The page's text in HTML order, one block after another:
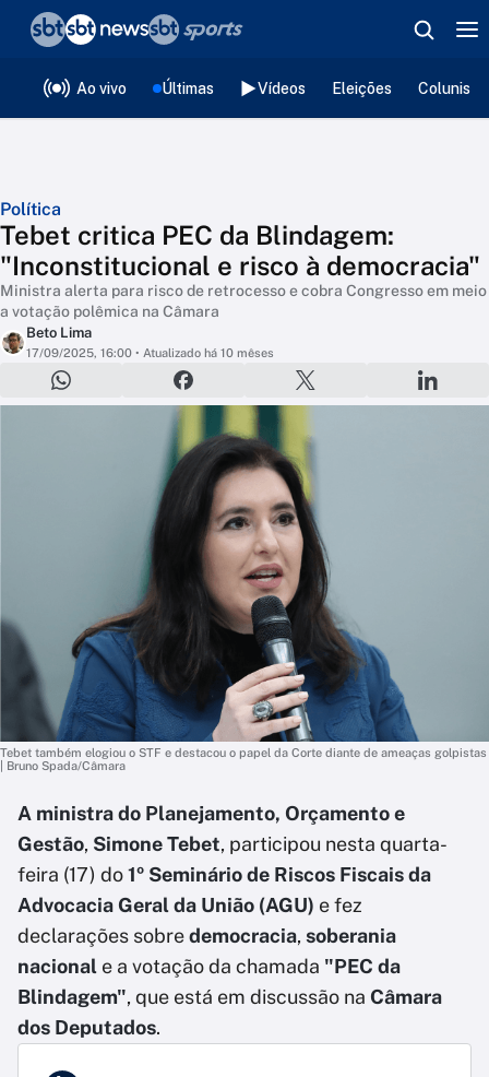
Ao vivo Últimas Vídeos Eleições
Política
Tebet critica PEC da Blindagem:
"Inconstitucional e risco à democracia"
Ministra alerta para risco de retrocesso e cobra Congresso em meio
a votação polêmica na Câmara
Beto Lima
17/09/2025, 16:00 • Atualizado há 10 mêses
Tebet também elogiou o STF e destacou o papel da Corte diante de ameaças golpistas
| Bruno Spada/Câmara
A ministra do Planejamento, Orçamento e
Gestão, Simone Tebet, participou nesta quarta-
feira (17) do1º Seminário de Riscos Fiscais da
Advocacia Geral da União (AGU) e fez
declarações sobredemocracia, soberania
nacional e a votação da chamada "PEC da
Blindagem", que está em discussão na Câmara
dos Deputados.
❮voltar
Editorias